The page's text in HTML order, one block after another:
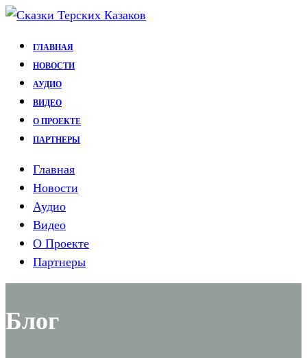
Перейти
содержимому
ГЛАВНАЯ
НОВОСТИ
АУДИО
ВИДЕО
О ПРОЕКТЕ
ПАРТНЕРЫ
Главная
Новости
Аудио
Видео
О Проекте
Партнеры
Блог